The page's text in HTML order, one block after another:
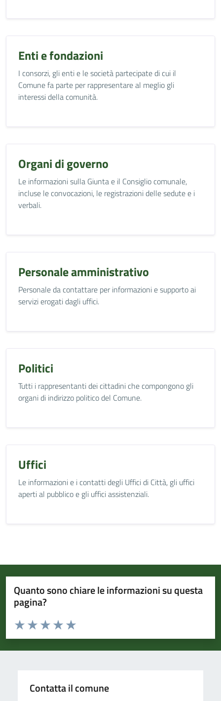
Enti e fondazioni
I consorzi, gli enti e le società partecipate di cui il
Comune fa parte per rappresentare al meglio gli
interessi della comunità.
Organi di governo
Le informazioni sulla Giunta e il Consiglio comunale,
incluse le convocazioni, le registrazioni delle sedute e i
verbali.
Personale amministrativo
Personale da contattare per informazioni e supporto ai
servizi erogati dagli uffici.
Politici
Tutti i rappresentanti dei cittadini che compongono gli
organi di indirizzo politico del Comune.
Uffici
Le informazioni e i contatti degli Uffici di Città, gli uffici
aperti al pubblico e gli uffici assistenziali.
Quanto sono chiare le informazioni su questa
pagina?
Valuta da 1 a 5 stelle la pagina
Valuta 5 stelle su 5
Valuta 4 stelle su 5
Valuta 3 stelle su 5
Valuta 2 stelle su 5
Valuta 1 stelle su 5
Contatta il comune